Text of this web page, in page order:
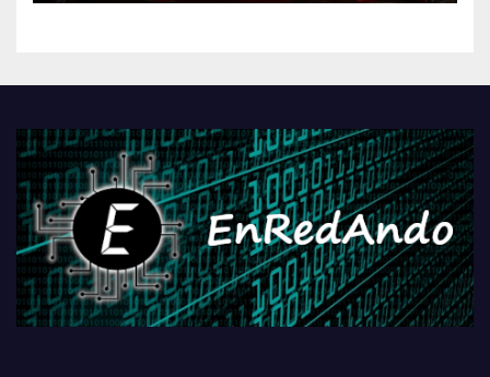
kontrola, Googleri behin
PlayStationeko bideojoko